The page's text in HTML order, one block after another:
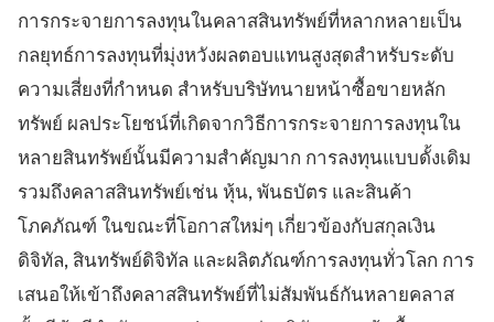
การกระจายการลงทุนในคลาสสินทรัพย์ที่หลากหลายเป็น
กลยุทธ์การลงทุนที่มุ่งหวังผลตอบแทนสูงสุดสำหรับระดับ
ความเสี่ยงที่กำหนด สำหรับบริษัทนายหน้าซื้อขายหลัก
ทรัพย์ ผลประโยชน์ที่เกิดจากวิธีการกระจายการลงทุนใน
หลายสินทรัพย์นั้นมีความสำคัญมาก การลงทุนแบบดั้งเดิม
รวมถึงคลาสสินทรัพย์เช่น หุ้น, พันธบัตร และสินค้า
โภคภัณฑ์ ในขณะที่โอกาสใหม่ๆ เกี่ยวข้องกับสกุลเงิน
ดิจิทัล, สินทรัพย์ดิจิทัล และผลิตภัณฑ์การลงทุนทั่วโลก การ
เสนอให้เข้าถึงคลาสสินทรัพย์ที่ไม่สัมพันธ์กันหลายคลาส
คู่มือการตลาด
คำศัพท์
วิดีโอสอนเทรด
เครื่องคำนวณกำไร
แผนธุรกิจ
เกี่ยวกับเรา
ทีม
เหตุการณ์
ตัวเลข
ข่าวบริษัท
การทำงาน
ความยั่งยืน